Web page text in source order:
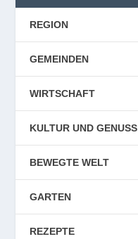
REGION
GEMEINDEN
WIRTSCHAFT
KULTUR UND GENUSS
BEWEGTE WELT
GARTEN
REZEPTE